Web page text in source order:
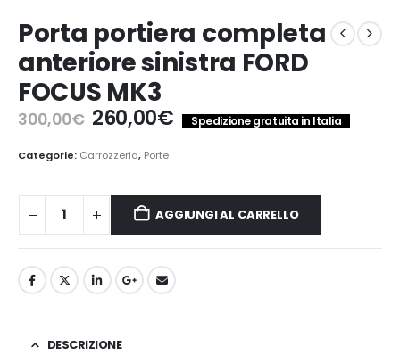
Porta portiera completa
anteriore sinistra FORD
FOCUS MK3
300,00€ Il
prezzo
originale
era:
300,00€.
260,00€Il
prezzo
è:
260,00€.
Spedizione gratuita in Italia
Categorie: Carrozzeria, Porte
AGGIUNGI AL CARRELLO
DESCRIZIONE